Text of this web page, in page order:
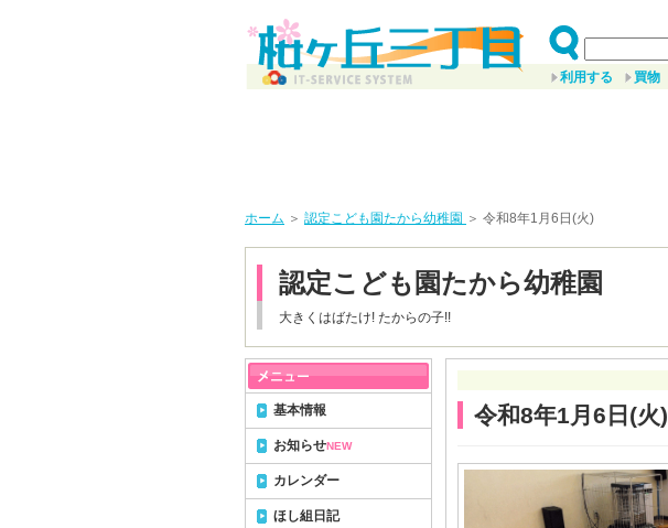
利用する 買物
ホーム ＞ 認定こども園たから幼稚園 ＞ 令和8年1月6日(火)
認定こども園たから幼稚園
大きくはばたけ! たからの子!!
令和8年1月6日(火)
基本情報
お知らせNEW
カレンダー
ほし組日記